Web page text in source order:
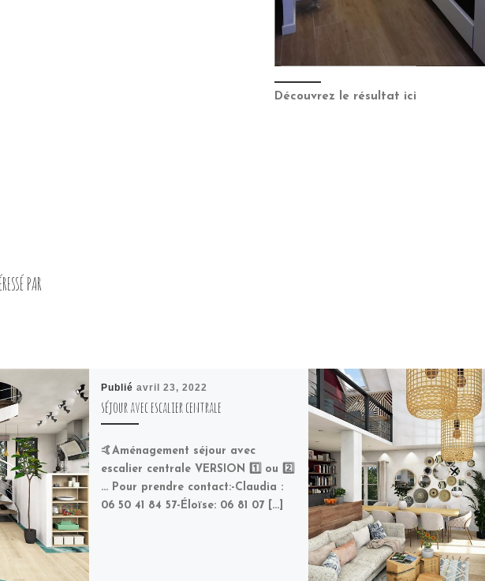
Découvrez le résultat ici
PAR
Publié avril 23, 2022
séjour avec escalier centrale
🤙Aménagement séjour avec
escalier centrale VERSION 1️⃣ ou 2️⃣
… Pour prendre contact:-Claudia :
06 50 41 84 57⁠-Éloïse: 06 81 07 […]